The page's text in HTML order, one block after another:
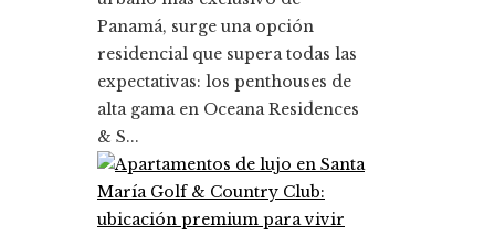
Panamá, surge una opción
residencial que supera todas las
expectativas: los penthouses de
alta gama en Oceana Residences
& S...